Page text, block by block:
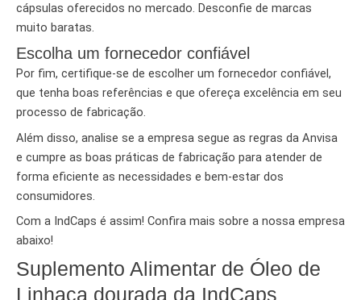
cápsulas oferecidos no mercado. Desconfie de marcas
muito baratas.
Escolha um fornecedor confiável
Por fim, certifique-se de escolher um fornecedor confiável,
que tenha boas referências e que ofereça excelência em seu
processo de fabricação.
Além disso, analise se a empresa segue as regras da Anvisa
e cumpre as boas práticas de fabricação para atender de
forma eficiente as necessidades e bem-estar dos
consumidores.
Com a IndCaps é assim! Confira mais sobre a nossa empresa
abaixo!
Suplemento Alimentar de Óleo de
Linhaça dourada da IndCaps